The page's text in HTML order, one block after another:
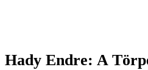
Hady Endre: A